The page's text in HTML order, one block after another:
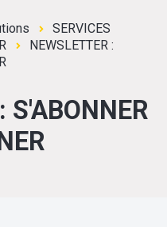
SERVICES
NEWSLETTER :
S'ABONNER